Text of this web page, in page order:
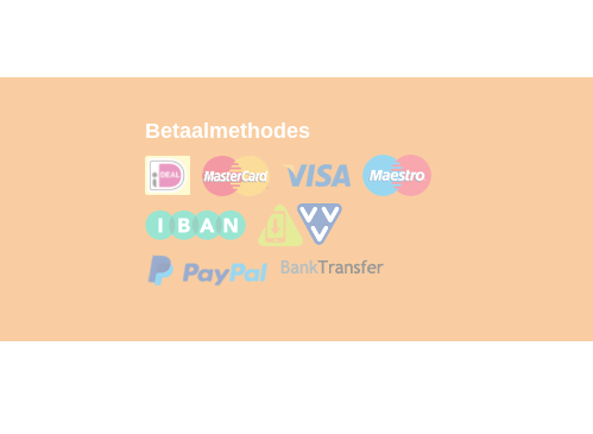
Betaalmethodes